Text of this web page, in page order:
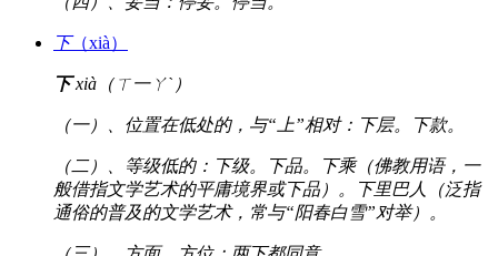
下（xià）
下xià（ㄒ一ㄚˋ）
（一）、位置在低处的，与“上”相对：下层。下款。
（二）、等级低的：下级。下品。下乘（佛教用语，一
般借指文学艺术的平庸境界或下品）。下里巴人（泛指
通俗的普及的文学艺术，常与“阳春白雪”对举）。